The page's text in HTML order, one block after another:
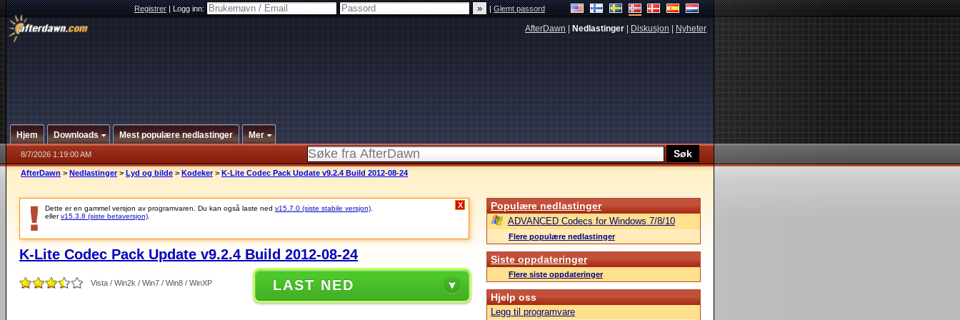
Registrer|Logg inn: |Glemt passord
AfterDawn Nedlastinger Diskusjon Nyheter
Hjem Downloads Mest populære nedlastinger Mer
8/7/2026 1:19:00 AM
AfterDawn > Nedlastinger > Lyd og bilde > Kodeker > K-Lite Codec Pack Update v9.2.4 Build 2012-08-24
Dette er en gammel versjon av programvaren. Du kan også laste ned v15.7.0 (siste stabile versjon)
ellerv15.3.8 (siste betaversjon)
X
K-Lite Codec Pack Update v9.2.4 Build 2012-08-24
Vista / Win2k / Win7 / Win8 / WinXP LAST NED
Populære nedlastinger
ADVANCED Codecs for Windows 7/8/10
Flere populære nedlastinger
Siste oppdateringer
Flere siste oppdateringer
Hjelp oss
Legg til programvare